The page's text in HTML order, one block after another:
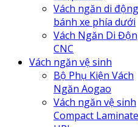
Vách ngăn di
bánh xe phía dưới
Vách Ngăn Di
CNC
Vách ngăn vệ sinh
Bộ Phụ Kiện Vách
Ngăn Aogao
Vách ngăn vệ sinh
Compact Laminate